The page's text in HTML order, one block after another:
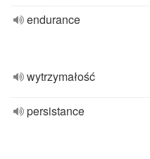
endurance
wytrzymałość
persistance